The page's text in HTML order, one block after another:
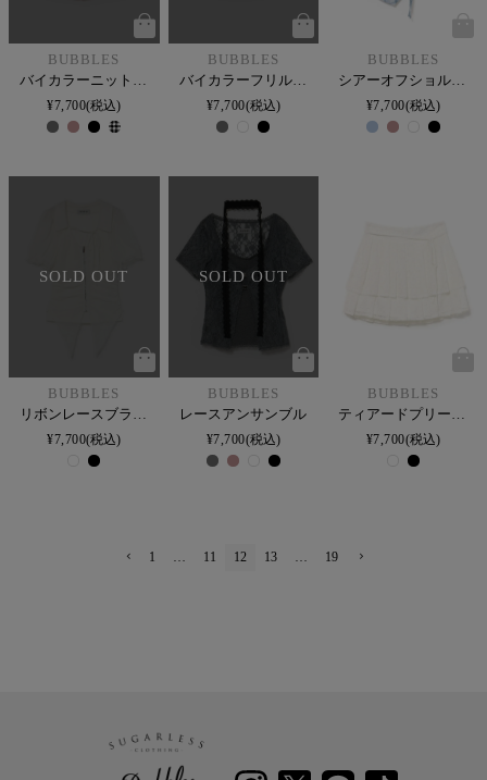
BUBBLES
¥7,700 税込
BUBBLES
バイカラーフリルスウェットスカパン
¥7,700 税込
BUBBLES
¥7,700 税込
SOLD OUT
BUBBLES
¥7,700 税込
SOLD OUT
BUBBLES
レースアンサンブル
¥7,700 税込
BUBBLES
¥7,700 税込
1 11 12 13 19